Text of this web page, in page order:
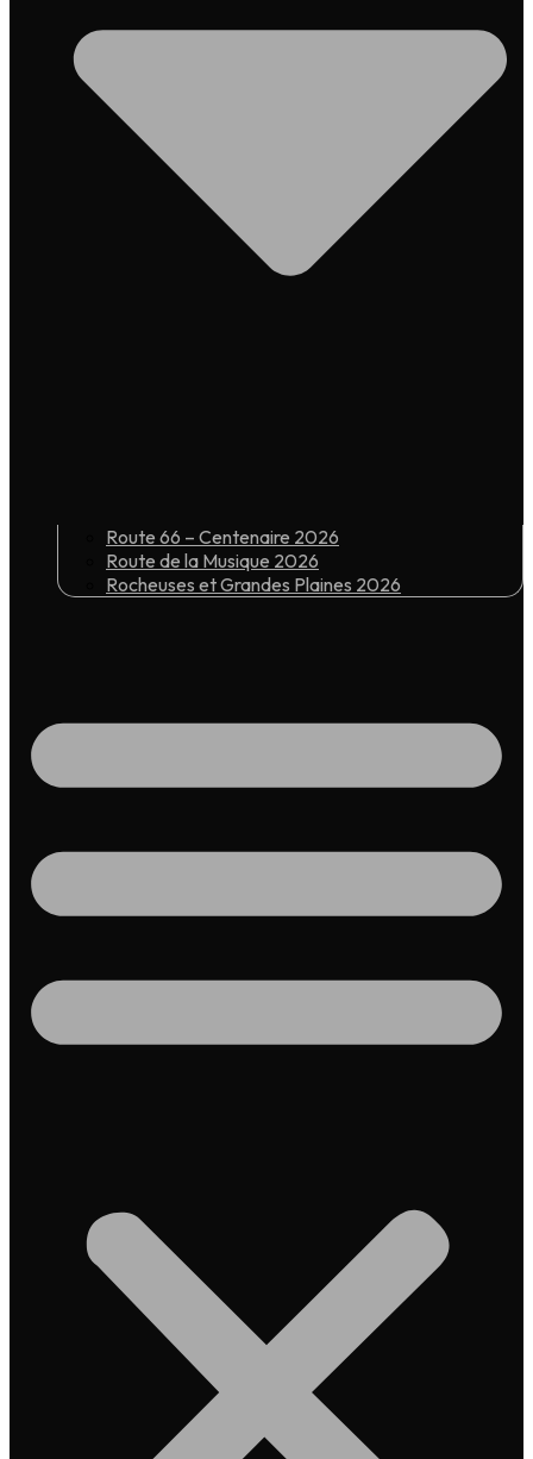
Route 66 – Centenaire 2026
Route de la Musique 2026
Rocheuses et Grandes Plaines 2026